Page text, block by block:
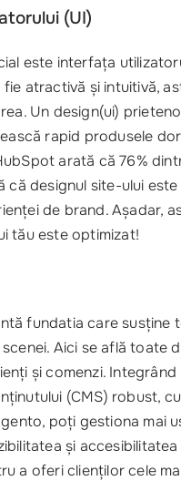
(UI)
este interfața
atractivă și intuitivă,
Un design(ui)
rapid produsele
arată că 76%
că designul site-ului
de brand. Așadar,
tău este optimizat!
fundatia care susține
Aici se află toate
și comenzi. Integrând
(CMS) robust,
poți gestiona mai
și
a oferi clienților cele